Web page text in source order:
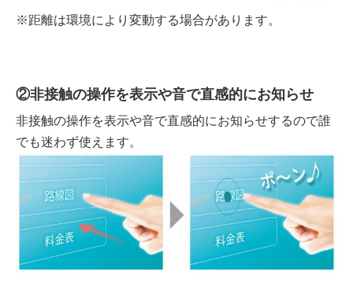
※距離は環境により変動する場合があります。
②非接触の操作を表示や音で直感的にお知らせ
非接触の操作を表示や音で直感的にお知らせするので誰
でも迷わず使えます。